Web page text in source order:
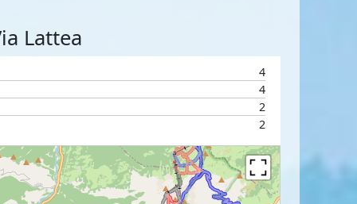
Lattea
4
4
2
2